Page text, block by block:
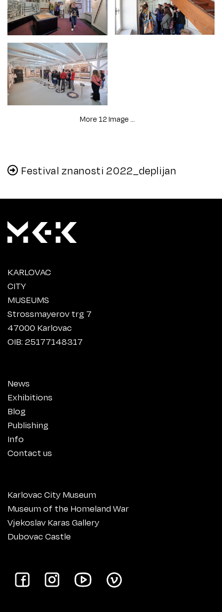
More 12 Image ...
Festival znanosti 2022_deplijan
KARLOVAC
CITY
MUSEUMS
Strossmayerov trg 7
47000 Karlovac
OIB: 25177148317
News
Exhibitions
Blog
Publishing
Info
Contact us
Karlovac City Museum
Museum of the Homeland War
Vjekoslav Karas Gallery
Dubovac Castle